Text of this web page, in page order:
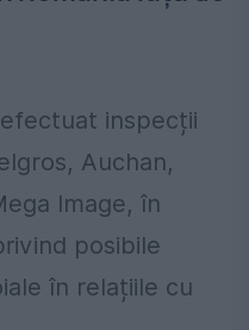
inspecții
Auchan,
Image, în
posibile
în relațiile cu